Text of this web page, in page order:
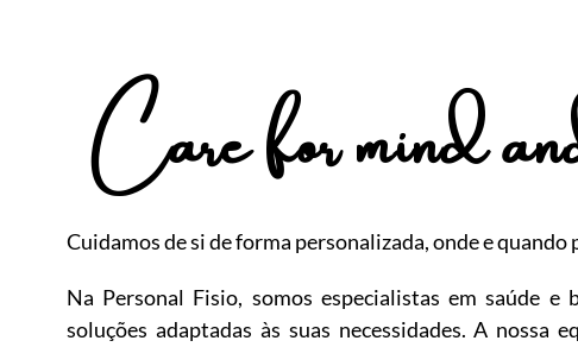
Care for mind
Cuidamos de si de forma personalizada, onde e quando
Na Personal Fisio, somos especialistas em saúde e
soluções adaptadas às suas necessidades. A nossa